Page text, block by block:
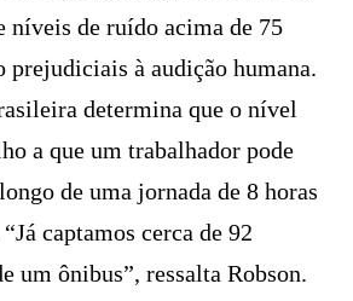
níveis de ruído acima de 75
prejudiciais à audição humana.
determina que o nível
a que um trabalhador pode
de uma jornada de 8 horas
captamos cerca de 92
um ônibus”, ressalta Robson.